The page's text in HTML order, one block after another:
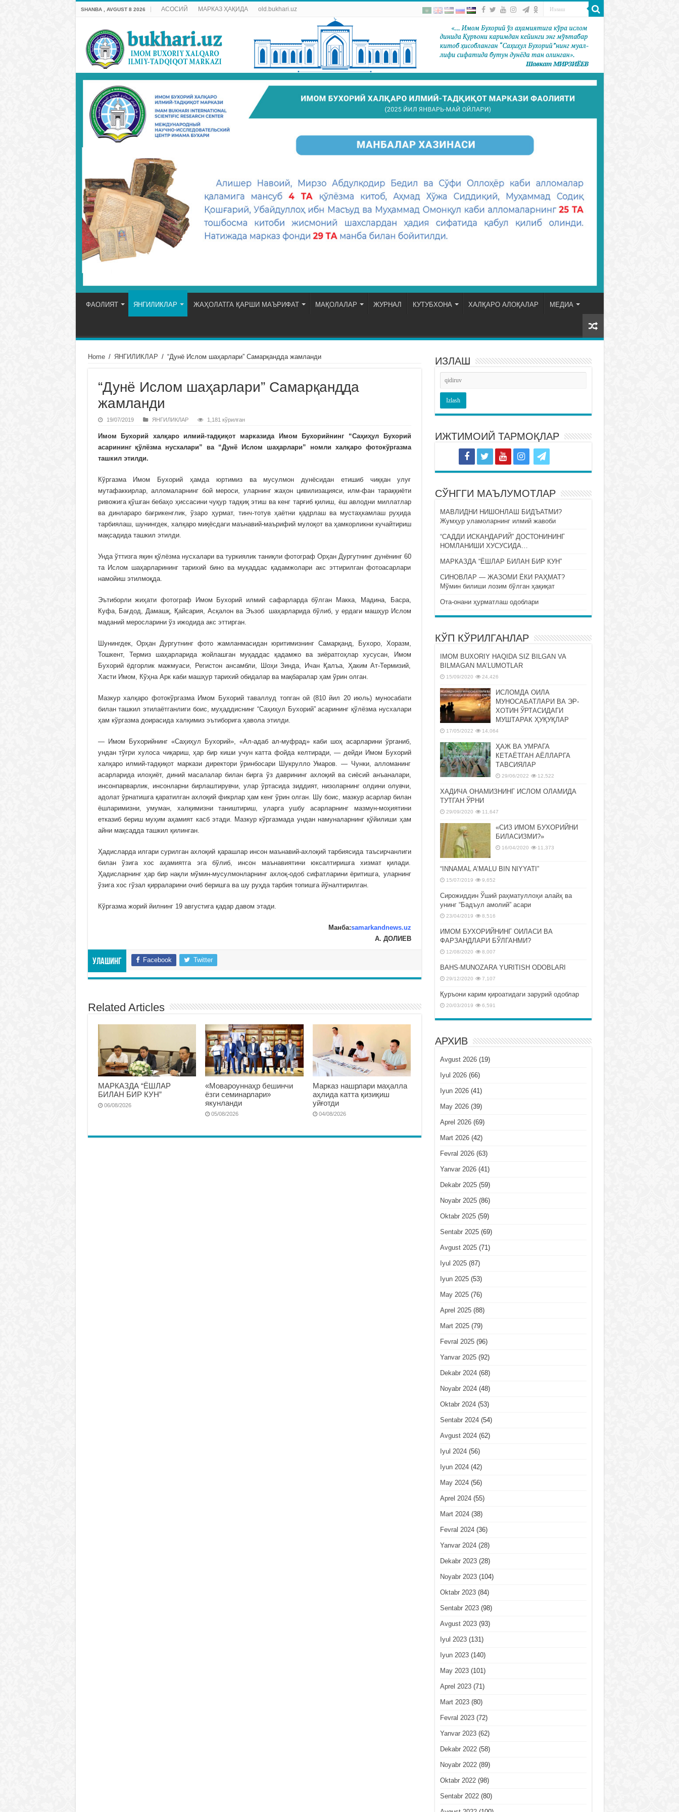
SHANBA , AVGUST 8 2026 АСОСИЙ МАРКАЗ ҲАҚИДА old.bukhari.uz
ФАОЛИЯТ ЯНГИЛИКЛАР ЖАҲОЛАТГА ҚАРШИ МАЪРИФАТ МАҚОЛАЛАР ЖУРНАЛ КУТУБХОНА ХАЛҚАРО АЛОҚАЛАР МЕДИА
Home / ЯНГИЛИКЛАР / “Дунё Ислом шаҳарлари” Самарқандда жамланди
“Дунё Ислом шаҳарлари” Самарқандда
жамланди
19/07/2019 ЯНГИЛИКЛАР 1,181 кўрилган
Имом Бухорий халқаро илмий-тадқиқот марказида Имом Бухорийнинг “Саҳиҳул Бухорий
асарининг қўлёзма нусхалари” ва “Дунё Ислом шаҳарлари” номли халқаро фотокўргазма
ташкил этилди.
Кўргазма Имом Бухорий ҳамда юртимиз ва мусулмон дунёсидан етишиб чиққан улуғ
мутафаккирлар, алломаларнинг бой мероси, уларнинг жаҳон цивилизацияси, илм-фан тараққиёти
ривожига қўшган бебаҳо ҳиссасини чуқур тадқиқ этиш ва кенг тарғиб қилиш, ёш авлодни миллатлар
ва динлараро бағрикенглик, ўзаро ҳурмат, тинч-тотув ҳаётни қадрлаш ва мустаҳкамлаш руҳида
тарбиялаш, шунингдек, халқаро миқёсдаги маънавий-маърифий мулоқот ва ҳамкорликни кучайтириш
мақсадида ташкил этилди.
Унда ўттизга яқин қўлёзма нусхалари ва туркиялик таниқли фотограф Орҳан Дургутнинг дунёнинг 60
та Ислом шаҳарларининг тарихий бино ва муқаддас қадамжолари акс эттирилган фотоасарлари
намойиш этилмоқда.
Эътиборли жиҳати фотограф Имом Бухорий илмий сафарларда бўлган Макка, Мадина, Басра,
Куфа, Бағдод, Дамашқ, Қайсария, Асқалон ва Эъзоб шаҳарларида бўлиб, у ердаги машҳур Ислом
маданий меросларини ўз ижодида акс эттирган.
Шунингдек, Орҳан Дургутнинг фото жамланмасидан юритимизнинг Самарқанд, Бухоро, Хоразм,
Тошкент, Термиз шаҳарларида жойлашган муқаддас қадамжо ва зиёратгоҳлар хусусан, Имом
Бухорий ёдгорлик мажмуаси, Регистон ансамбли, Шоҳи Зинда, Ичан Қалъа, Ҳаким Ат-Термизий,
Хасти Имом, Кўҳна Арк каби машҳур тарихий обидалар ва мақбаралар ҳам ўрин олган.
Мазкур халқаро фотокўргазма Имом Бухорий таваллуд топган ой (810 йил 20 июль) муносабати
билан ташкил этилаётганлиги боис, муҳаддиснинг “Саҳиҳул Бухорий” асарининг қўлёзма нусхалари
ҳам кўргазма доирасида халқимиз эътиборига ҳавола этилди.
— Имом Бухорийнинг «Саҳиҳул Бухорий», «Ал-адаб ал-муфрад» каби шоҳ асарларини ўрганиб,
ундан тўғри хулоса чиқариш, ҳар бир киши учун катта фойда келтиради, — дейди Имом Бухорий
халқаро илмий-тадқиқот маркази директори ўринбосари Шукрулло Умаров. — Чунки, алломанинг
асарларида илоҳиёт, диний масалалар билан бирга ўз даврининг ахлоқий ва сиёсий анъаналари,
инсонпарварлик, инсонларни бирлаштирувчи, улар ўртасида зиддият, низоларнинг олдини олувчи,
адолат ўрнатишга қаратилган ахлоқий фикрлар ҳам кенг ўрин олган. Шу боис, мазкур асарлар билан
ёшларимизни, умуман, халқимизни таништириш, уларга ушбу асарларнинг мазмун-моҳиятини
етказиб бериш муҳим аҳамият касб этади. Мазкур кўргазмада ундан намуналарнинг қўйилиши ҳам
айни мақсадда ташкил қилинган.
Ҳадисларда илгари сурилган ахлоқий қарашлар инсон маънавий-ахлоқий тарбиясида таъсирчанлиги
билан ўзига хос аҳамиятга эга бўлиб, инсон маънавиятини юксалтиришга хизмат қилади.
Ҳадисларнинг ҳар бир нақли мўмин-мусулмонларнинг ахлоқ-одоб сифатларини ёритишга, уларнинг
ўзига хос гўзал қирраларини очиб беришга ва шу руҳда тарбия топишга йўналтирилган.
Кўргазма жорий йилнинг 19 августига қадар давом этади.
Манба:samarkandnews.uz
А. ДОЛИЕВ
Улашинг Facebook Twitter
Related Articles
МАРКАЗДА “ЁШЛАР
БИЛАН БИР КУН”
06/08/2026
«Мовароуннаҳр бешинчи
ёзги семинарлари»
якунланди
05/08/2026
Марказ нашрлари маҳалла
аҳлида катта қизиқиш
уйғотди
04/08/2026
ИЗЛАШ
ИЖТИМОИЙ ТАРМОҚЛАР
СЎНГГИ МАЪЛУМОТЛАР
МАВЛИДНИ НИШОНЛАШ БИДЪАТМИ?
Жумҳур уламоларнинг илмий жавоби
“САДДИ ИСКАНДАРИЙ” ДОСТОНИНИНГ
НОМЛАНИШИ ХУСУСИДА…
МАРКАЗДА “ЁШЛАР БИЛАН БИР КУН”
СИНОВЛАР — ЖАЗОМИ ЁКИ РАҲМАТ?
Мўмин билиши лозим бўлган ҳақиқат
Ота-онани ҳурматлаш одоблари
КЎП КЎРИЛГАНЛАР
IMOM BUXORIY HAQIDA SIZ BILGAN VA
BILMAGAN MA’LUMOTLAR
15/09/2020 24,426
ИСЛОМДА ОИЛА
МУНОСАБАТЛАРИ ВА ЭР-
ХОТИН ЎРТАСИДАГИ
МУШТАРАК ҲУҚУҚЛАР
17/05/2022 14,064
ҲАЖ ВА УМРАГА
КЕТАЁТГАН АЁЛЛАРГА
ТАВСИЯЛАР
29/06/2022 12,522
ХАДИЧА ОНАМИЗНИНГ ИСЛОМ ОЛАМИДА
ТУТГАН ЎРНИ
29/09/2020 11,647
«СИЗ ИМОМ БУХОРИЙНИ
БИЛАСИЗМИ?»
16/04/2020 11,373
“INNAMAL A’MALU BIN NIYYATI”
15/07/2019 9,652
Сирожиддин Ўший раҳматуллоҳи алайҳ ва
унинг “Бадъул амолий” асари
23/04/2019 8,516
ИМОМ БУХОРИЙНИНГ ОИЛАСИ ВА
ФАРЗАНДЛАРИ БЎЛГАНМИ?
12/08/2020 8,007
BAHS-MUNOZARA YURITISH ODOBLARI
29/12/2020 7,107
Қуръони карим қироатидаги зарурий одоблар
20/03/2019 6,591
АРХИВ
Avgust 2026(19)
Iyul 2026(66)
Iyun 2026(41)
May 2026(39)
Aprel 2026(69)
Mart 2026(42)
Fevral 2026(63)
Yanvar 2026(41)
Dekabr 2025(59)
Noyabr 2025(86)
Oktabr 2025(59)
Sentabr 2025(69)
Avgust 2025(71)
Iyul 2025(87)
Iyun 2025(53)
May 2025(76)
Aprel 2025(88)
Mart 2025(79)
Fevral 2025(96)
Yanvar 2025(92)
Dekabr 2024(68)
Noyabr 2024(48)
Oktabr 2024(53)
Sentabr 2024(54)
Avgust 2024(62)
Iyul 2024(56)
Iyun 2024(42)
May 2024(56)
Aprel 2024(55)
Mart 2024(38)
Fevral 2024(36)
Yanvar 2024(28)
Dekabr 2023(28)
Noyabr 2023(104)
Oktabr 2023(84)
Sentabr 2023(98)
Avgust 2023(93)
Iyul 2023(131)
Iyun 2023(140)
May 2023(101)
Aprel 2023(71)
Mart 2023(80)
Fevral 2023(72)
Yanvar 2023(62)
Dekabr 2022(58)
Noyabr 2022(89)
Oktabr 2022(98)
Sentabr 2022(80)